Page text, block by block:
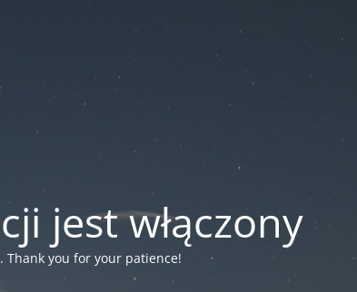
jest włączony
Thank you for your patience!